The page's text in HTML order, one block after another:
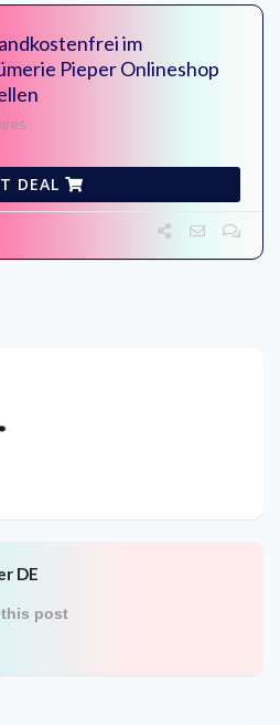
im
Pieper Onlineshop
DEAL
DE
this post